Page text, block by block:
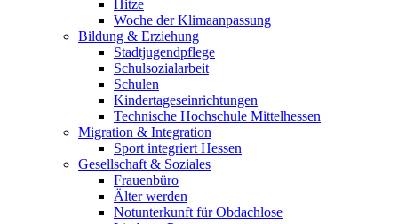
Hitze
Woche der Klimaanpassung
Bildung & Erziehung
Stadtjugendpflege
Schulsozialarbeit
Schulen
Kindertageseinrichtungen
Technische Hochschule Mittelhessen
Migration & Integration
Sport integriert Hessen
Gesellschaft & Soziales
Frauenbüro
Älter werden
Notunterkunft für Obdachlose